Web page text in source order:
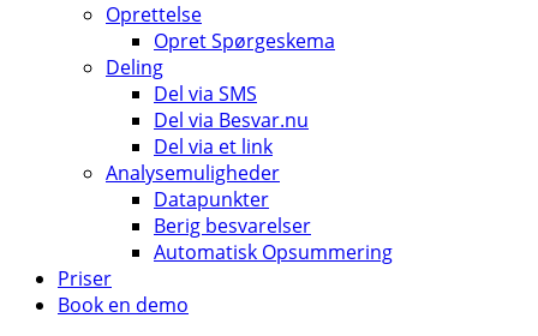
Oprettelse
Opret Spørgeskema
Deling
Del via SMS
Del via Besvar.nu
Del via et link
Analysemuligheder
Datapunkter
Berig besvarelser
Automatisk Opsummering
Priser
Book en demo